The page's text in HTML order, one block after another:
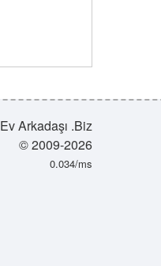
Ev Arkadaşı .Biz
© 2009-2026
0.034/ms